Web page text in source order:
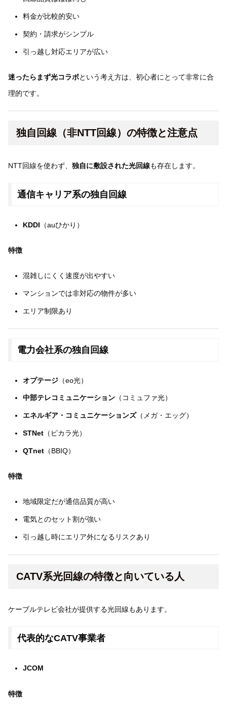
料金が比較的安い
契約・請求がシンプル
引っ越し対応エリアが広い
迷ったらまず光コラボという考え方は、初心者にとって非常に合
理的です。
独自回線（非NTT回線）の特徴と注意点
NTT回線を使わず、 独自に敷設された光回線も存在します。
通信キャリア系の独自回線
KDDI （auひかり）
特徴
混雑しにくく速度が出やすい
マンションでは非対応の物件が多い
エリア制限あり
電力会社系の独自回線
オプテージ（eo光）
中部テレコミュニケーション（コミュファ光）
エネルギア・コミュニケーションズ（メガ・エッグ）
STNet（ピカラ光）
QTnet（BBIQ）
特徴
地域限定だが通信品質が高い
電気とのセット割が強い
引っ越し時にエリア外になるリスクあり
CATV系光回線の特徴と向いている人
ケーブルテレビ会社が提供する光回線もあります。
代表的なCATV事業者
JCOM
特徴